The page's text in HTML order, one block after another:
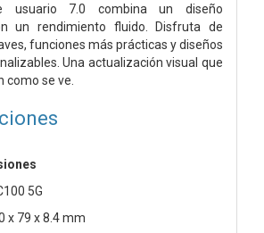
usuario 7.0 combina un diseño
un rendimiento fluido. Disfruta de
funciones más prácticas y diseños
Una actualización visual que
como se ve.
5G
x 79 x 8.4 mm